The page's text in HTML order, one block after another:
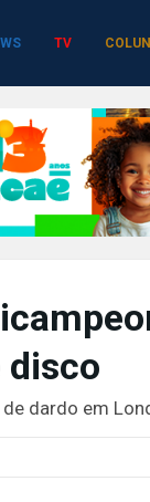
TV
disco
dardo em